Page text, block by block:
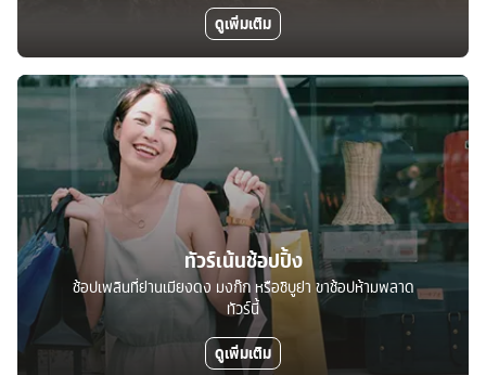
ดูเพิ่มเติม
ทัวร์เน้นช้อปปิ้ง
ช้อปเพลินที่ย่านเมียงดง มงก๊ก หรือชิบูย่า ขาช้อปห้ามพลาด
ทัวร์นี้
ดูเพิ่มเติม